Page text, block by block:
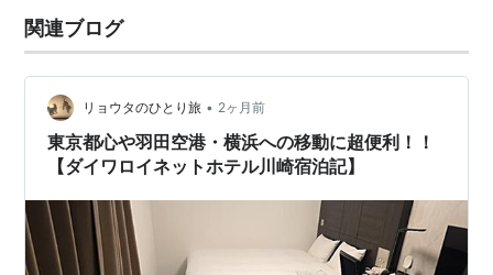
関連ブログ
リョウタのひとり旅 • 2ヶ月前
東京都心や羽田空港・横浜への移動に超便利！！
【ダイワロイネットホテル川崎宿泊記】